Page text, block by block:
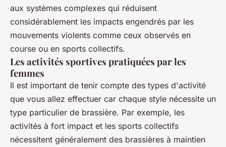
aux systèmes complexes qui réduisent
considérablement les impacts engendrés par les
mouvements violents comme ceux observés en
course ou en sports collectifs.
Les activités sportives pratiquées par les
femmes
Il est important de tenir compte des types d'activité
que vous allez effectuer car chaque style nécessite un
type particulier de brassière. Par exemple, les
activités à fort impact et les sports collectifs
nécessitent généralement des brassières à maintien